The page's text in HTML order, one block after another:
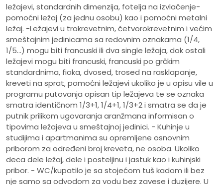
ležajevi, standardnih dimenzija, fotelja na izvlačenje-
pomoćni ležaj (za jednu osobu) kao i pomoćni metalni
ležaj. -Ležajevi u trokrevetnim, četvorokrevetnim i većim
smeštajnim jedinicama sa redovnim oznakama (1/4,
1/5…) mogu biti francuski ili dva single ležaja, dok ostali
ležajevi mogu biti francuski, francuski po grčkim
standardnima, fioka, dvosed, trosed na rasklapanje,
kreveti na sprat, pomoćni ležajevi ukoliko je u opisu vile u
programu putovanja opisan tip ležajeva te se oznaka
smatra identičnom 1/3+1, 1/4+1, 1/3+2 i smatra se da je
putnik prilikom ugovaranja aranžmana informisan o
tipovima ležajeva u smeštajnoj jedinici. - Kuhinje u
studijima i apartmanima su opremljene osnovnim
priborom za određeni broj kreveta, ne osoba. Ukoliko
deca dele ležaj, dele i posteljinu i jastuk kao i kuhinjski
pribor. - WC/kupatilo je sa stojećom tuš kadom ili bez
nje samo sa odvodom za vodu bez zavese i duzijere. U